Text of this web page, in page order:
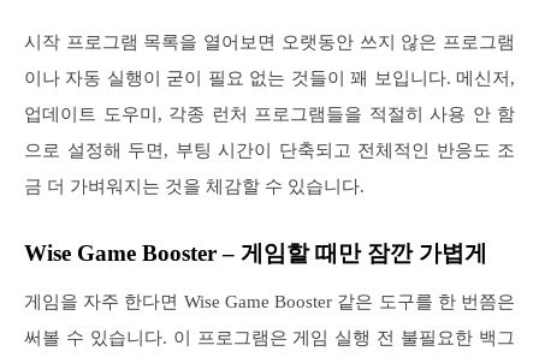
시작 프로그램 목록을 열어보면 오랫동안 쓰지 않은 프로그램
이나 자동 실행이 굳이 필요 없는 것들이 꽤 보입니다. 메신저,
업데이트 도우미, 각종 런처 프로그램들을 적절히 사용 안 함
으로 설정해 두면, 부팅 시간이 단축되고 전체적인 반응도 조
금 더 가벼워지는 것을 체감할 수 있습니다.
Wise Game Booster – 게임할 때만 잠깐 가볍게
게임을 자주 한다면 Wise Game Booster 같은 도구를 한 번쯤은
써볼 수 있습니다. 이 프로그램은 게임 실행 전 불필요한 백그